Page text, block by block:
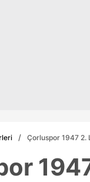
Çorluspor 1947 2.